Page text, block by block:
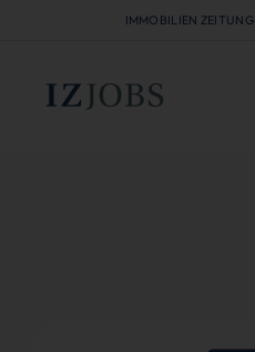
IMMOBILIEN ZEITUNG